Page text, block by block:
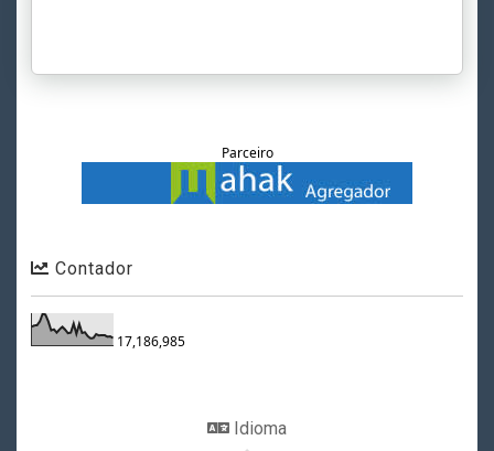
Parceiro
Contador
17,186,985
Idioma